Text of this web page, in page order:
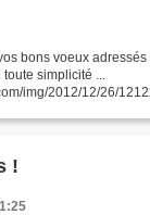
bons voeux
simplicité ...
img/2012/12/26/
!